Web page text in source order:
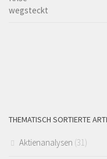
THEMATISCH SORTIERTE
Aktienanalysen (31)